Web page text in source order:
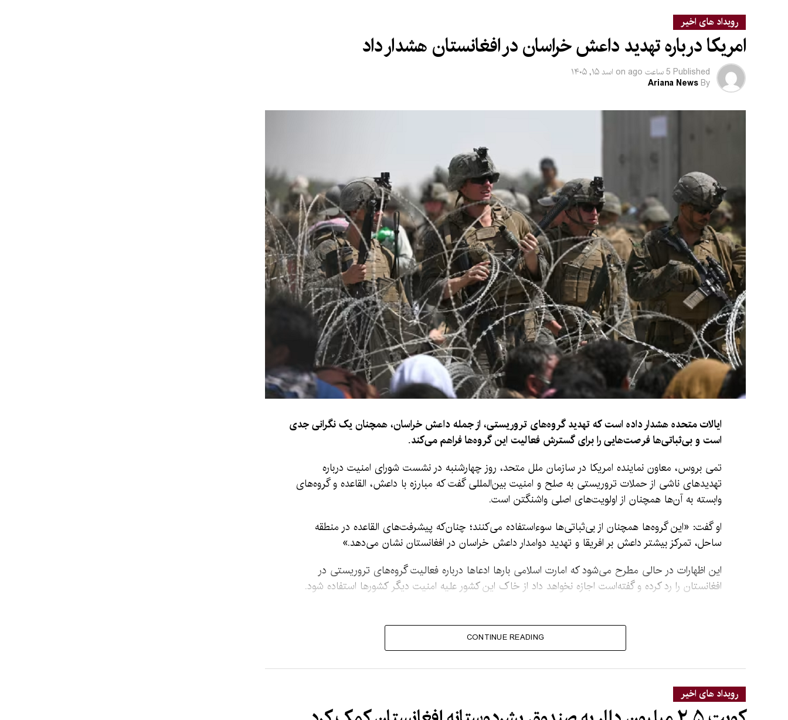
رویداد های اخیر
امریکا درباره تهدید داعش خراسان در افغانستان هشدار داد
Published 5 ساعت ago on اسد ۱۵, ۱۴۰۵
By
Ariana News
ایالات متحده هشدار داده است که تهدید گروه‌های تروریستی، از جمله داعش خراسان، همچنان یک نگرانی جدی
است و بی‌ثباتی‌ها فرصت‌هایی را برای گسترش فعالیت این گروه‌ها فراهم می‌کند.
تمی بروس، معاون نماینده امریکا در سازمان ملل متحد، روز چهارشنبه در نشست شورای امنیت درباره
تهدیدهای ناشی از حملات تروریستی به صلح و امنیت بین‌المللی گفت که مبارزه با داعش، القاعده و گروه‌های
وابسته به آن‌ها همچنان از اولویت‌های اصلی واشنگتن است.
او گفت: «این گروه‌ها همچنان از بی‌ثباتی‌ها سوءاستفاده می‌کنند؛ چنان‌که پیشرفت‌های القاعده در منطقه
ساحل، تمرکز بیشتر داعش بر افریقا و تهدید دوامدار داعش خراسان در افغانستان نشان می‌دهد.»
این اظهارات در حالی مطرح می‌شود که امارت اسلامی بارها ادعاها درباره فعالیت گروه‌های تروریستی در
افغانستان را رد کرده و گفته‌است اجازه نخواهد داد از خاک این کشور علیه امنیت دیگر کشورها استفاده شود.
CONTINUE READING
رویداد های اخیر